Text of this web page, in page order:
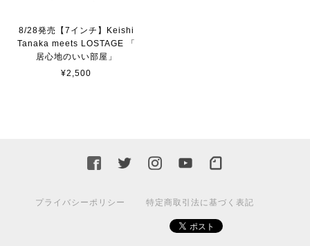
8/28発売【7インチ】Keishi
Tanaka meets LOSTAGE 「
居心地のいい部屋」
¥2,500
プライバシーポリシー 特定商取引法に基づく表記